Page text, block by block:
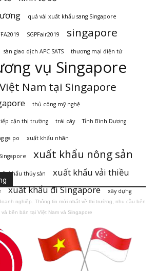
quả vải xuất khẩu sang Singapore
SGPFair2019 singapore
sàn giao dịch APC SATS thương mại điện tử
vụ Singapore
Nam tại Singapore
thủ công mỹ nghệ
cận thị trường trái cây Tỉnh Bình Dương
ga po xuất khẩu nhãn
xuất khẩu nông sản
khẩu thủy sản xuất khẩu vải thiều
xuất khẩu đi Singapore xây dựng
nghiệp. Thông tin mới nhất về thị trường, nhu cầu bên
và bên bán tại Việt Nam và Singapore